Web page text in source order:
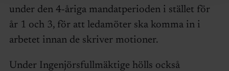
under den 4-åriga mandatperioden i stället för
år 1 och 3, för att ledamöter ska komma in i
arbetet innan de skriver motioner.
Under Ingenjörsfullmäktige hölls också